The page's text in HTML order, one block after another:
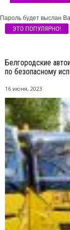
Пароль будет выслан
ЭТО ПОПУЛЯРНО!
Белгородские
по безопасному
16 июня, 2023